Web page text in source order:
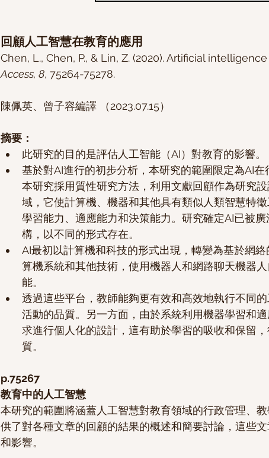
回顧人工智慧在教育的應用
Chen, L., Chen, P., & Lin, Z. (2020). Artificial
Access, 8, 75264-75278.
陳佩英、曾子容編譯 （2023.07.15）
摘要：
此研究的目的是評估人工智能（AI）對教育的影響。
基於對AI進行的初步分析，本研究的範圍限定為AI在
本研究採用質性研究方法，利用文獻回顧作為研究
域，它使計算機、機器和其他具有類似人類智慧特
學習能力、適應能力和決策能力。研究確定AI已被
構，以不同的形式存在。
AI最初以計算機和科技的形式出現，轉變為基於網
算機系統和其他技術，使用機器人和網路聊天機器
能。
透過這些平台，教師能夠更有效和高效地執行不同
活動的品質。另一方面，由於系統利用機器學習和
求進行個人化的設計，這有助於學習的吸收和保留
質。
p.75267
教育中的人工智慧
本研究的範圍將涵蓋人工智慧對教育領域的行政管理、
供了對各種文章的回顧的結果的概述和簡要討論，這些
和影響。